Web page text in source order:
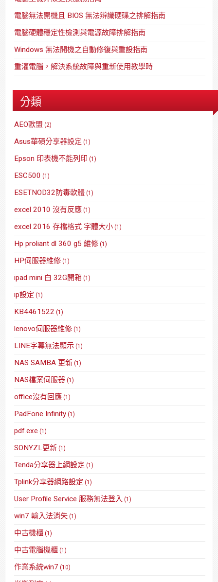
電腦無法開機且 BIOS 無法辨識硬碟之排解指南
電腦硬體穩定性檢測與電源故障排解指南
Windows 無法開機之自動修復與重設指南
重灌電腦，解決系統故障與重新使用教學時
分類
AEO歐盟 (2)
Asus華碩分享器設定 (1)
Epson 印表機不能列印 (1)
ESC500 (1)
ESETNOD32防毒軟體 (1)
excel 2010 沒有反應 (1)
excel 2016 存檔格式 字體大小 (1)
Hp proliant dl 360 g5 維修 (1)
HP伺服器維修 (1)
ipad mini 白 32G開箱 (1)
ip設定 (1)
KB4461522 (1)
lenovo伺服器維修 (1)
LINE字幕無法顯示 (1)
NAS SAMBA 更新 (1)
NAS檔案伺服器 (1)
office沒有回應 (1)
PadFone Infinity (1)
pdf.exe (1)
SONYZL更新 (1)
Tenda分享器上網設定 (1)
Tplink分享器網路設定 (1)
User Profile Service 服務無法登入 (1)
win7 輸入法消失 (1)
中古機櫃 (1)
中古電腦機櫃 (1)
作業系統win7 (10)